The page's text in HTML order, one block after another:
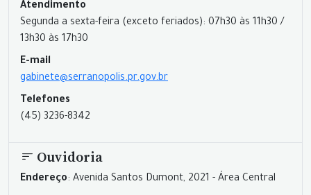
Atendimento
Segunda a sexta-feira (exceto feriados): 07h30 às 11h30 /
13h30 às 17h30
E-mail
gabinete@serranopolis.pr.gov.br
Telefones
(45) 3236-8342
Ouvidoria
Endereço: Avenida Santos Dumont, 2021 - Área Central